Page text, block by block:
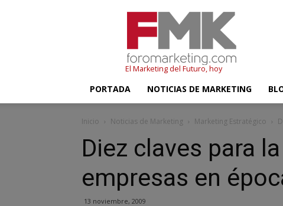
El Marketing del Futuro, hoy
PORTADA NOTICIAS DE MARKETING
Inicio Noticias de Marketing Marketing Estratégico
Diez claves para
empresas en
13 noviembre, 2009